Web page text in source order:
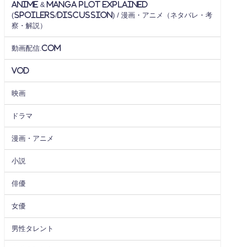
Anime & Manga Plot Explained
(Spoilers/Discussion) / 漫画・アニメ（ネタバレ・考
察・解説）
動画配信.com
VOD
映画
ドラマ
漫画・アニメ
小説
俳優
女優
男性タレント